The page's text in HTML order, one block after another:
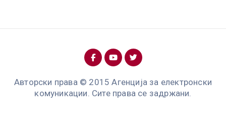
Авторски права © 2015 Агенција за електронски
комуникации. Сите права се задржани.